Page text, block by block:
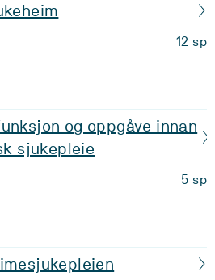
12 sp
og oppgåve innan
sjukepleie
5 sp